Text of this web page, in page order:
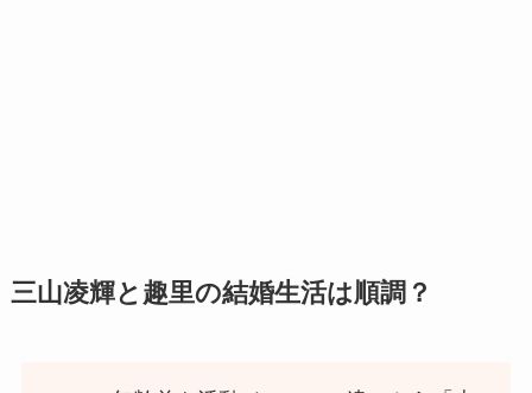
三山凌輝と趣里の結婚生活は順調？